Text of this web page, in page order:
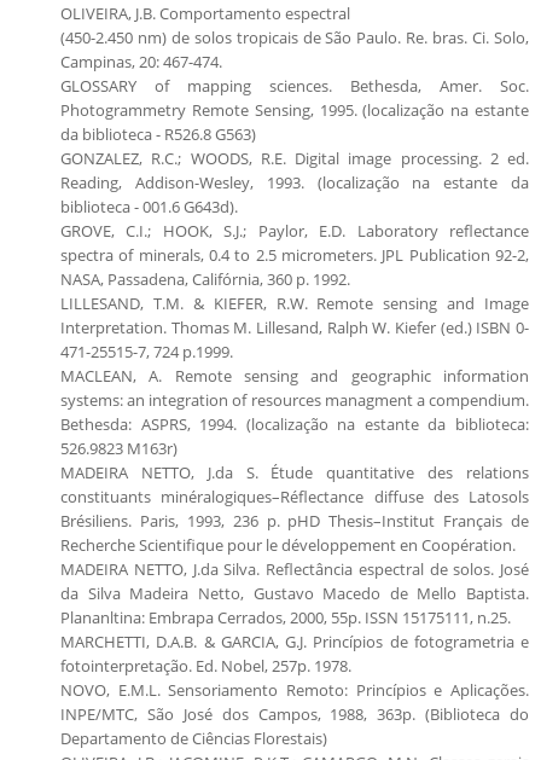
OLIVEIRA, J.B. Comportamento espectral
(450-2.450 nm) de solos tropicais de São Paulo. Re. bras. Ci. Solo,
Campinas, 20: 467-474.
GLOSSARY of mapping sciences. Bethesda, Amer. Soc.
Photogrammetry Remote Sensing, 1995. (localização na estante
da biblioteca - R526.8 G563)
GONZALEZ, R.C.; WOODS, R.E. Digital image processing. 2 ed.
Reading, Addison-Wesley, 1993. (localização na estante da
biblioteca - 001.6 G643d).
GROVE, C.I.; HOOK, S.J.; Paylor, E.D. Laboratory reflectance
spectra of minerals, 0.4 to 2.5 micrometers. JPL Publication 92-2,
NASA, Passadena, Califórnia, 360 p. 1992.
LILLESAND, T.M. & KIEFER, R.W. Remote sensing and Image
Interpretation. Thomas M. Lillesand, Ralph W. Kiefer (ed.) ISBN 0-
471-25515-7, 724 p.1999.
MACLEAN, A. Remote sensing and geographic information
systems: an integration of resources managment a compendium.
Bethesda: ASPRS, 1994. (localização na estante da biblioteca:
526.9823 M163r)
MADEIRA NETTO, J.da S. Étude quantitative des relations
constituants minéralogiques–Réflectance diffuse des Latosols
Brésiliens. Paris, 1993, 236 p. pHD Thesis–Institut Français de
Recherche Scientifique pour le développement en Coopération.
MADEIRA NETTO, J.da Silva. Reflectância espectral de solos. José
da Silva Madeira Netto, Gustavo Macedo de Mello Baptista.
Plananltina: Embrapa Cerrados, 2000, 55p. ISSN 15175111, n.25.
MARCHETTI, D.A.B. & GARCIA, G.J. Princípios de fotogrametria e
fotointerpretação. Ed. Nobel, 257p. 1978.
NOVO, E.M.L. Sensoriamento Remoto: Princípios e Aplicações.
INPE/MTC, São José dos Campos, 1988, 363p. (Biblioteca do
Departamento de Ciências Florestais)